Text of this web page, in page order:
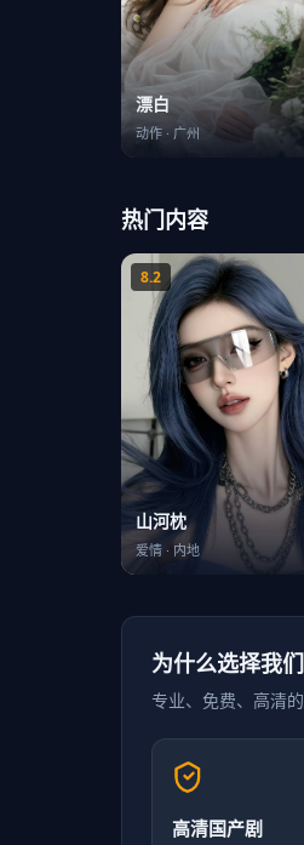
漂白
动作 · 广州
热门内容
8.2
山河枕
爱情 · 内地
为什么选择我们
专业、免费、高清的
高清国产剧